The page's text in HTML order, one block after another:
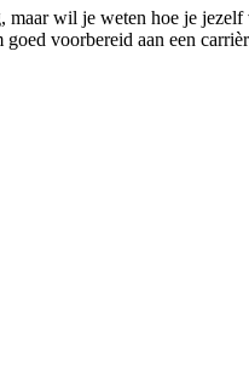
maar wil je weten hoe je
voorbereid aan een